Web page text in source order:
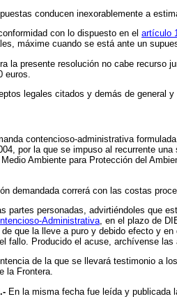
conducen inexorablemente a
con lo dispuesto en el artículo
máxime cuando se está ante un
la presente resolución no cabe recurso
euros.
legales citados y demás de general y
contencioso-administrativa
por la que se impuso al recurrente
Ambiente para Protección del
demandada correrá con las costas
partes personadas, advirtiéndoles que
Administrativa, en el plazo de
que la lleve a puro y debido efecto y
fallo. Producido el acuse, archívense las
de la que se llevará testimonio a
la Frontera.
En la misma fecha fue leída y publicada